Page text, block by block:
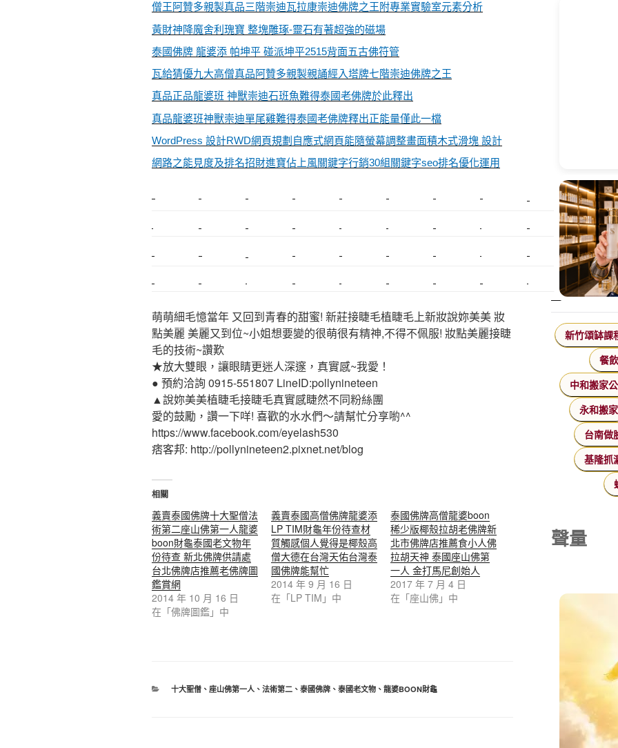
僧王阿贊多親製真品三階崇迪瓦拉康崇迪佛牌之王附專業實驗室元素分析
黃財神降魔舍利瑰寶 整塊雕琢-靈石有著超強的磁場
泰國佛牌 龍婆添 帕坤平 碰派坤平2515背面五古佛符管
瓦給猜優九大高僧真品阿贊多親製親誦經入塔牌七階崇迪佛牌之王
真品正品龍婆班 神獸崇迪石班魚難得泰國老佛牌於此釋出
真品龍婆班神獸崇迪單尾雞難得泰國老佛牌釋出正能量僅此一檔
WordPress 設計RWD網頁規劃自應式網頁能隨螢幕調整畫面積木式滑塊 設計
網路之能見度及排名招財進寶佔上風關鍵字行銷30組關鍵字seo排名優化運用
萌萌細毛憶當年 又回到青春的甜蜜! 新莊接睫毛植睫毛上新妝說妳美美 妝
點美麗 美麗又到位~小姐想要變的很萌很有精神,不得不佩服! 妝點美麗接睫
毛的技術~讚歎
★放大雙眼，讓眼睛更迷人深邃，真實感~我愛！
● 預約洽詢 0915-551807 LineID:pollynineteen
▲說妳美美植睫毛接睫毛真實感睫然不同粉絲團
愛的鼓勵，讚一下咩! 喜歡的水水們～請幫忙分享喲^^
https://www.facebook.com/eyelash530
痞客邦: http://pollynineteen2.pixnet.net/blog
相關
義賣泰國佛牌十大聖僧法
術第二座山佛第一人龍婆
boon財龜泰國老文物年
份待查 新北佛牌供請處
台北佛牌店推薦老佛牌圖
鑑賞網
2014 年 10 月 16 日
在「佛牌圖鑑」中
義賣泰國高僧佛牌龍婆添
LP TIM財龜年份待查材
質觸感個人覺得是椰殼高
僧大德在台灣天佑台灣泰
國佛牌能幫忙
2014 年 9 月 16 日
在「LP TIM」中
泰國佛牌高僧龍婆boon
稀少版椰殼拉胡老佛牌新
北市佛牌店推薦食小人佛
拉胡天神 泰國座山佛第
一人 金打馬尼創始人
2017 年 7 月 4 日
在「座山佛」中
分
十大聖僧、 座山佛第一人、 法術第二、 泰國佛牌、 泰國老文物、 龍婆BOON財龜
新竹頌缽課
餐
中和搬家
永和搬家
台南做
基隆抓
聲量